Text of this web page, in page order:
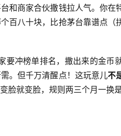
和商家合伙撒钱拉人气。你在
百八十块，比抢茅台靠谱点（
冲榜单排名，撒出来的金币
。但千万清醒点！这玩意儿不
脸就变脸，规则两三个月一换是